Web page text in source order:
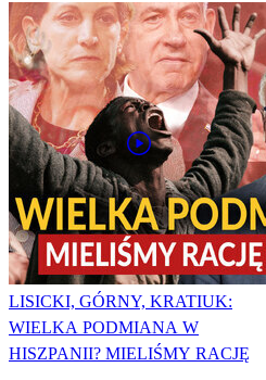
LISICKI, GÓRNY, KRATIUK:
WIELKA PODMIANA W
HISZPANII? MIELIŚMY RACJĘ